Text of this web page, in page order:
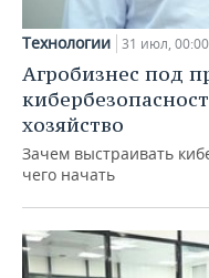
Технологии 31 июл, 00:00
Агробизнес под
хозяйство
Зачем выстраивать
чего начать